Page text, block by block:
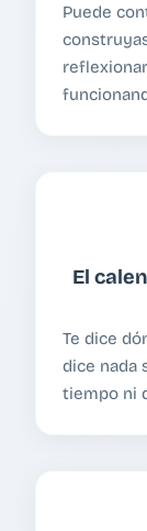
Puede
El
Te dice
dice nada
tiempo ni